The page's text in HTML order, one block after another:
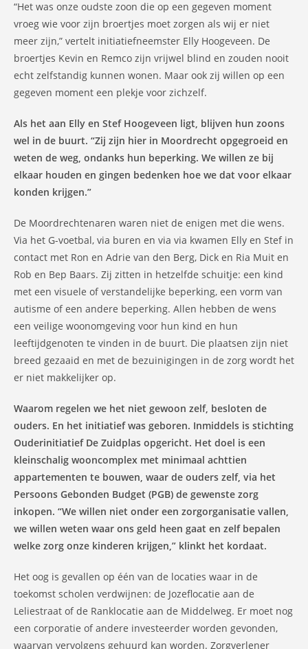
“Het was onze oudste zoon die op een gegeven moment
vroeg wie voor zijn broertjes moet zorgen als wij er niet
meer zijn,” vertelt initiatiefneemster Elly Hoogeveen. De
broertjes Kevin en Remco zijn vrijwel blind en zouden nooit
echt zelfstandig kunnen wonen. Maar ook zij willen op een
gegeven moment een plekje voor zichzelf.
Als het aan Elly en Stef Hoogeveen ligt, blijven hun zoons
wel in de buurt. “Zij zijn hier in Moordrecht opgegroeid en
weten de weg, ondanks hun beperking. We willen ze bij
elkaar houden en gingen bedenken hoe we dat voor elkaar
konden krijgen.”
De Moordrechtenaren waren niet de enigen met die wens.
Via het G-voetbal, via buren en via via kwamen Elly en Stef in
contact met Ron en Adrie van den Berg, Dick en Ria Muit en
Rob en Bep Baars. Zij zitten in hetzelfde schuitje: een kind
met een visuele of verstandelijke beperking, een vorm van
autisme of een andere beperking. Allen hebben de wens
een veilige woonomgeving voor hun kind en hun
leeftijdgenoten te vinden in de buurt. Die plaatsen zijn niet
breed gezaaid en met de bezuinigingen in de zorg wordt het
er niet makkelijker op.
Waarom regelen we het niet gewoon zelf, besloten de
ouders. En het initiatief was geboren. Inmiddels is stichting
Ouderinitiatief De Zuidplas opgericht. Het doel is een
kleinschalig wooncomplex met minimaal achttien
appartementen te bouwen, waar de ouders zelf, via het
Persoons Gebonden Budget (PGB) de gewenste zorg
inkopen. “We willen niet onder een zorgorganisatie vallen,
we willen weten waar ons geld heen gaat en zelf bepalen
welke zorg onze kinderen krijgen,” klinkt het kordaat.
Het oog is gevallen op één van de locaties waar in de
toekomst scholen verdwijnen: de Jozeflocatie aan de
Leliestraat of de Ranklocatie aan de Middelweg. Er moet nog
een corporatie of andere investeerder worden gevonden,
waarvan vervolgens gehuurd kan worden. Zorgverlener